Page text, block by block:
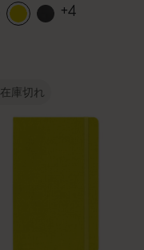
+4
在庫切れ